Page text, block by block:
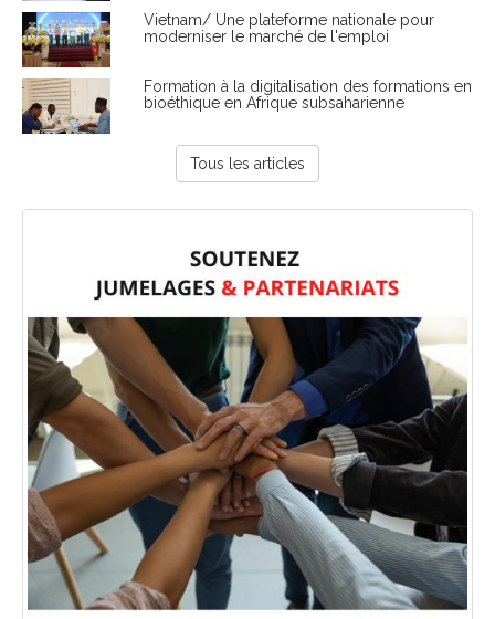
Vietnam/ Une plateforme nationale pour
moderniser le marché de l'emploi
Formation à la digitalisation des formations en
bioéthique en Afrique subsaharienne
Tous les articles